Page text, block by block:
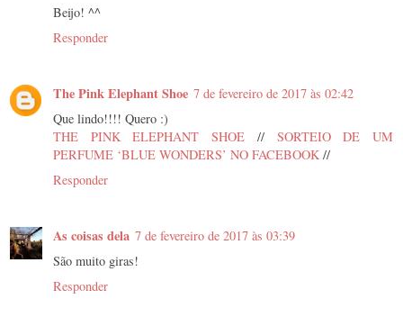
Beijo! ^^
Responder
The Pink Elephant Shoe 7 de fevereiro de 2017 às 02:42
Que lindo!!!! Quero :)
THE PINK ELEPHANT SHOE // SORTEIO DE UM
PERFUME ‘BLUE WONDERS’ NO FACEBOOK //
Responder
As coisas dela 7 de fevereiro de 2017 às 03:39
São muito giras!
Responder